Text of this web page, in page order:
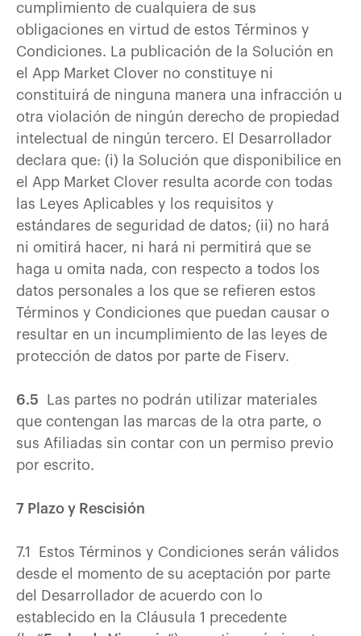
cumplimiento de cualquiera de sus
obligaciones en virtud de estos Términos y
Condiciones. La publicación de la Solución en
el App Market Clover no constituye ni
constituirá de ninguna manera una infracción u
otra violación de ningún derecho de propiedad
intelectual de ningún tercero. El Desarrollador
declara que: (i) la Solución que disponibilice en
el App Market Clover resulta acorde con todas
las Leyes Aplicables y los requisitos y
estándares de seguridad de datos; (ii) no hará
ni omitirá hacer, ni hará ni permitirá que se
haga u omita nada, con respecto a todos los
datos personales a los que se refieren estos
Términos y Condiciones que puedan causar o
resultar en un incumplimiento de las leyes de
protección de datos por parte de Fiserv.
6.5
Las partes no podrán utilizar materiales
que contengan las marcas de la otra parte, o
sus Afiliadas sin contar con un permiso previo
por escrito.
7 Plazo y Rescisión
7.1 Estos Términos y Condiciones serán válidos
desde el momento de su aceptación por parte
del Desarrollador de acuerdo con lo
establecido en la Cláusula 1 precedente